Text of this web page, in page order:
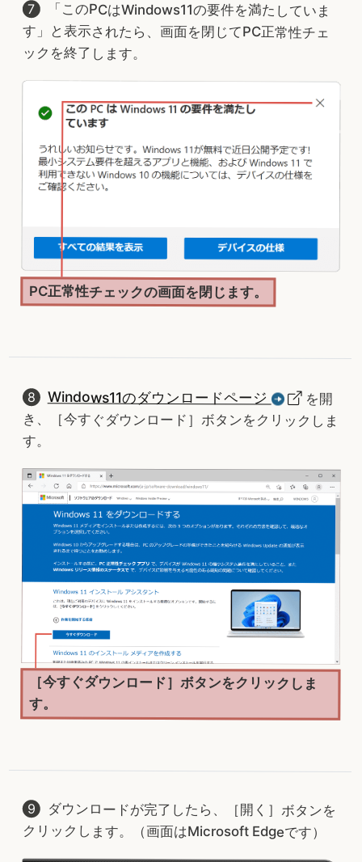
「このPCはWindows11の要件を満たしていま
す」と表示されたら、画面を閉じてPC正常性チェ
ックを終了します。
PC正常性チェックの画面を閉じます。
Windows11のダウンロードページ を開
き、［今すぐダウンロード］ボタンをクリックしま
す。
［今すぐダウンロード］ボタンをクリックしま
す。
ダウンロードが完了したら、［開く］ボタンを
クリックします。（画面はMicrosoft Edgeです）